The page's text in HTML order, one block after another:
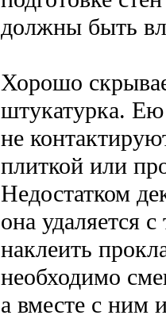
должны быть
Хорошо
штукатурка.
не
плиткой или
Недостатком
она удаляется
наклеить
необходимо
а вместе с ним